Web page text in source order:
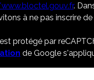
.
à ne pas inscrire
protégé par
de Google